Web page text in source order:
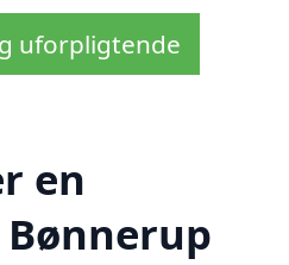
uforpligtende
en